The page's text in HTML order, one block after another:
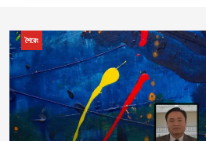
শৈরেং